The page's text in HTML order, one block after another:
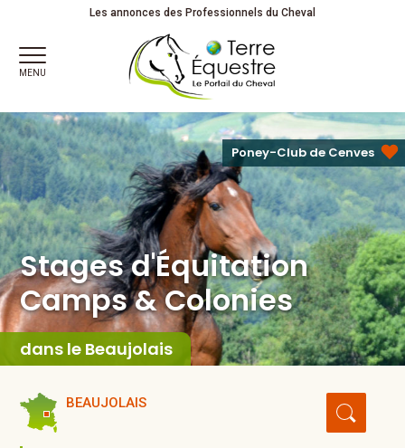
Stages d'ÉquitationCamps & ColoniesJuniors
Les annonces des Professionnels du Cheval
MENU
Stages d'Équitation
Camps & Colonies
dans le Beaujolais
Poney-Club de Cenves
BEAUJOLAIS